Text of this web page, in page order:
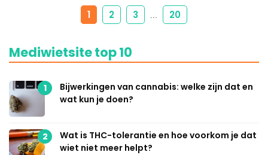
1 2 3 20
Mediwietsite top 10
1
Bijwerkingen van cannabis: welke zijn dat en
wat kun je doen?
2
Wat is THC-tolerantie en hoe voorkom je dat
wiet niet meer helpt?